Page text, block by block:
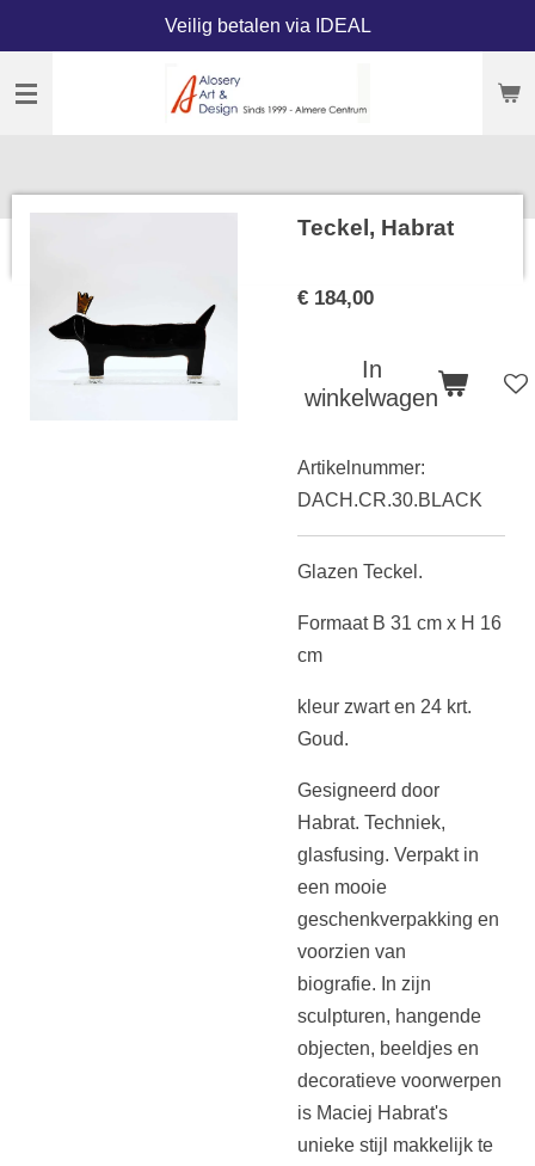
naar
Veilig betalen via IDEAL
Teckel, Habrat
€ 184,00
In
winkelwagen
Artikelnummer:
DACH.CR.30.BLACK
Glazen Teckel.
Formaat B 31 cm x H 16
cm
kleur zwart en 24 krt.
Goud.
Gesigneerd door
Habrat. Techniek,
glasfusing. Verpakt in
een mooie
geschenkverpakking en
voorzien van
biografie. In zijn
sculpturen, hangende
objecten, beeldjes en
decoratieve voorwerpen
is Maciej Habrat's
unieke stijl makkelijk te